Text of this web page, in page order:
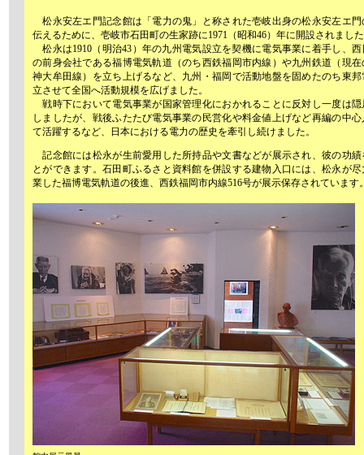
松永安左エ門記念館は「電力の鬼」と称された壱岐出身の松永安左エ門
伝えるために、壱岐市石田町の生家跡に1971（昭和46）年に開設されまし
松永は1910（明治43）年の九州電気設立を契機に電気事業に着手し、西
の前身会社である福博電気軌道（のち西鉄福岡市内線）や九州鉄道（現在
神大牟田線）を立ち上げるなど、九州・福岡で活動地盤を固めたのち東邦
立させて全国へ活動規模を広げました。
戦時下において電気事業が国家管理化におかれることに反対し一度は隠
しましたが、戦後ふたたび電気事業の民営化や料金値上げなど再編の中
て活躍するなど、日本における電力の歴史を牽引し続けました。
記念館には松永が生前愛用した所持品や文書などが展示され、彼の功績
とができます。石田町ふるさと資料館を併設する建物入口には、松永が
業した福博電気軌道の後進、西鉄福岡市内線516号が展示保存されています